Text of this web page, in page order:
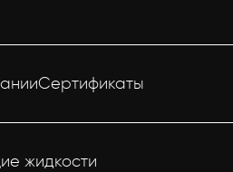
Сертификаты
жидкости